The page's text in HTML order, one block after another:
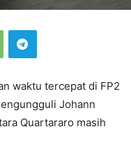
waktu tercepat di FP2
Johann
Quartararo masih